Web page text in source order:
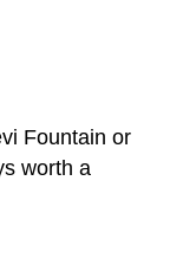
Fountain or
worth a